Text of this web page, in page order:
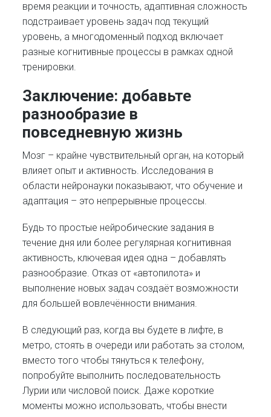
время реакции и точность, адаптивная сложность
подстраивает уровень задач под текущий
уровень, а многодоменный подход включает
разные когнитивные процессы в рамках одной
тренировки.
Заключение: добавьте
разнообразие в
повседневную жизнь
Мозг – крайне чувствительный орган, на который
влияет опыт и активность. Исследования в
области нейронауки показывают, что обучение и
адаптация – это непрерывные процессы.
Будь то простые нейробические задания в
течение дня или более регулярная когнитивная
активность, ключевая идея одна – добавлять
разнообразие. Отказ от «автопилота» и
выполнение новых задач создаёт возможности
для большей вовлечённости внимания.
В следующий раз, когда вы будете в лифте, в
метро, стоять в очереди или работать за столом,
вместо того чтобы тянуться к телефону,
попробуйте выполнить последовательность
Лурии или числовой поиск. Даже короткие
моменты можно использовать, чтобы внести